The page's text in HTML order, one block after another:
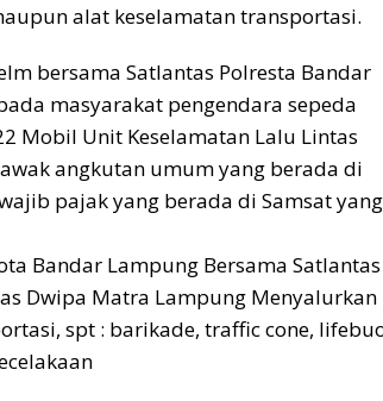
alat keselamatan transportasi.
bersama Satlantas Polresta Bandar
masyarakat pengendara sepeda
Mobil Unit Keselamatan Lalu Lintas
angkutan umum yang berada di
pajak yang berada di Samsat yang
Bandar Lampung Bersama Satlantas
Dwipa Matra Lampung Menyalurkan
spt : barikade, traffic cone,